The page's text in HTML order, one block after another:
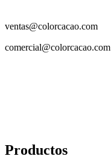
ventas@colorcacao.com
comercial@colorcacao.com
Productos